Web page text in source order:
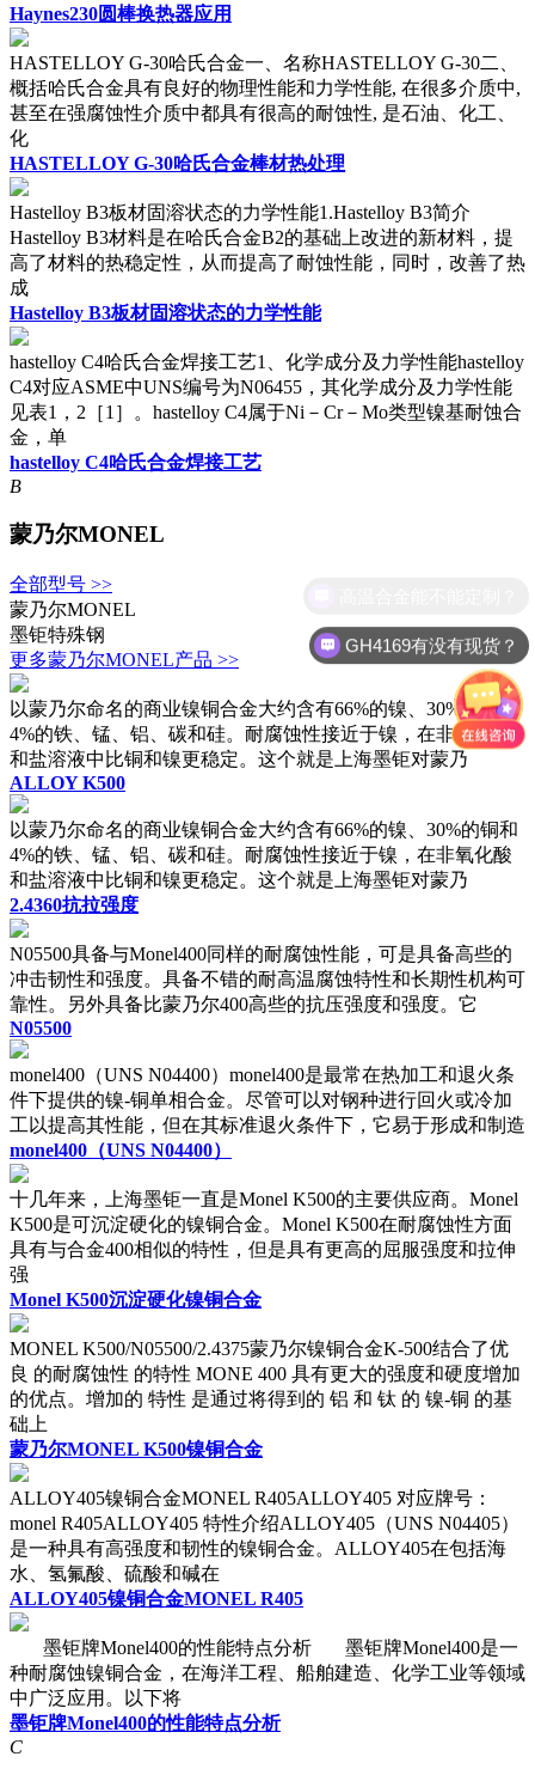
Haynes230圆棒换热器应用
HASTELLOY G-30哈氏合金一、名称HASTELLOY G-30二、
概括哈氏合金具有良好的物理性能和力学性能, 在很多介质中,
甚至在强腐蚀性介质中都具有很高的耐蚀性, 是石油、化工、
化
HASTELLOY G-30哈氏合金棒材热处理
Hastelloy B3板材固溶状态的力学性能1.Hastelloy B3简介
Hastelloy B3材料是在哈氏合金B2的基础上改进的新材料，提
高了材料的热稳定性，从而提高了耐蚀性能，同时，改善了热
成
Hastelloy B3板材固溶状态的力学性能
hastelloy C4哈氏合金焊接工艺1、化学成分及力学性能hastelloy
C4对应ASME中UNS编号为N06455，其化学成分及力学性能
见表1，2［1］。hastelloy C4属于Ni－Cr－Mo类型镍基耐蚀合
金，单
hastelloy C4哈氏合金焊接工艺
B
蒙乃尔MONEL
全部型号 >>
蒙乃尔MONEL
墨钜特殊钢
更多蒙乃尔MONEL产品 >>
以蒙乃尔命名的商业镍铜合金大约含有66%的镍、30%的铜和
4%的铁、锰、铝、碳和硅。耐腐蚀性接近于镍，在非氧化酸
和盐溶液中比铜和镍更稳定。这个就是上海墨钜对蒙乃
ALLOY K500
以蒙乃尔命名的商业镍铜合金大约含有66%的镍、30%的铜和
4%的铁、锰、铝、碳和硅。耐腐蚀性接近于镍，在非氧化酸
和盐溶液中比铜和镍更稳定。这个就是上海墨钜对蒙乃
2.4360抗拉强度
N05500具备与Monel400同样的耐腐蚀性能，可是具备高些的
冲击韧性和强度。具备不错的耐高温腐蚀特性和长期性机构可
靠性。另外具备比蒙乃尔400高些的抗压强度和强度。它
N05500
monel400（UNS N04400）monel400是最常在热加工和退火条
件下提供的镍-铜单相合金。尽管可以对钢种进行回火或冷加
工以提高其性能，但在其标准退火条件下，它易于形成和制造
monel400（UNS N04400）
十几年来，上海墨钜一直是Monel K500的主要供应商。Monel
K500是可沉淀硬化的镍铜合金。Monel K500在耐腐蚀性方面
具有与合金400相似的特性，但是具有更高的屈服强度和拉伸
强
Monel K500沉淀硬化镍铜合金
MONEL K500/N05500/2.4375蒙乃尔镍铜合金K-500结合了优
良 的耐腐蚀性 的特性 MONE 400 具有更大的强度和硬度增加
的优点。增加的 特性 是通过将得到的 铝 和 钛 的 镍-铜 的基
础上
蒙乃尔MONEL K500镍铜合金
ALLOY405镍铜合金MONEL R405ALLOY405 对应牌号：
monel R405ALLOY405 特性介绍ALLOY405（UNS N04405）
是一种具有高强度和韧性的镍铜合金。ALLOY405在包括海
水、氢氟酸、硫酸和碱在
ALLOY405镍铜合金MONEL R405
墨钜牌Monel400的性能特点分析 墨钜牌Monel400是一
种耐腐蚀镍铜合金，在海洋工程、船舶建造、化学工业等领域
中广泛应用。以下将
墨钜牌Monel400的性能特点分析
C
GH4169有没有现货？